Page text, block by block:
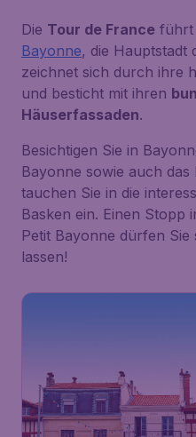
Die Tour de France führt
Bayonne, die Hauptstadt
zeichnet sich durch ihre
und besticht mit ihren
Häuserfassaden.
Besichtigen Sie in
Bayonne sowie auch das
tauchen Sie in die
Basken ein. Einen Stopp
Petit Bayonne dürfen Sie
lassen!